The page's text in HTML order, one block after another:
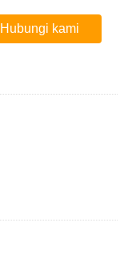
Hubungi kami